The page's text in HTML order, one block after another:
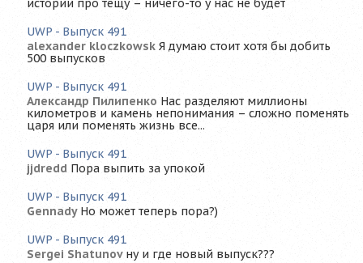
истории про тещу – ничего-то у нас не будет
UWP - Выпуск 491
alexander kloczkowsk Я думаю стоит хотя бы добить
500 выпусков
UWP - Выпуск 491
Александр Пилипенко Нас разделяют миллионы
километров и камень непонимания – сложно поменять
царя или поменять жизнь все...
UWP - Выпуск 491
jjdredd Пора выпить за упокой
UWP - Выпуск 491
Gennady Но может теперь пора?)
UWP - Выпуск 491
Sergei Shatunov ну и где новый выпуск???